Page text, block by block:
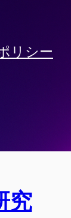
リシー
究